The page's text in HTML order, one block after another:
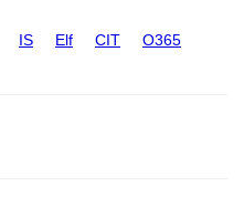
IS Elf CIT O365